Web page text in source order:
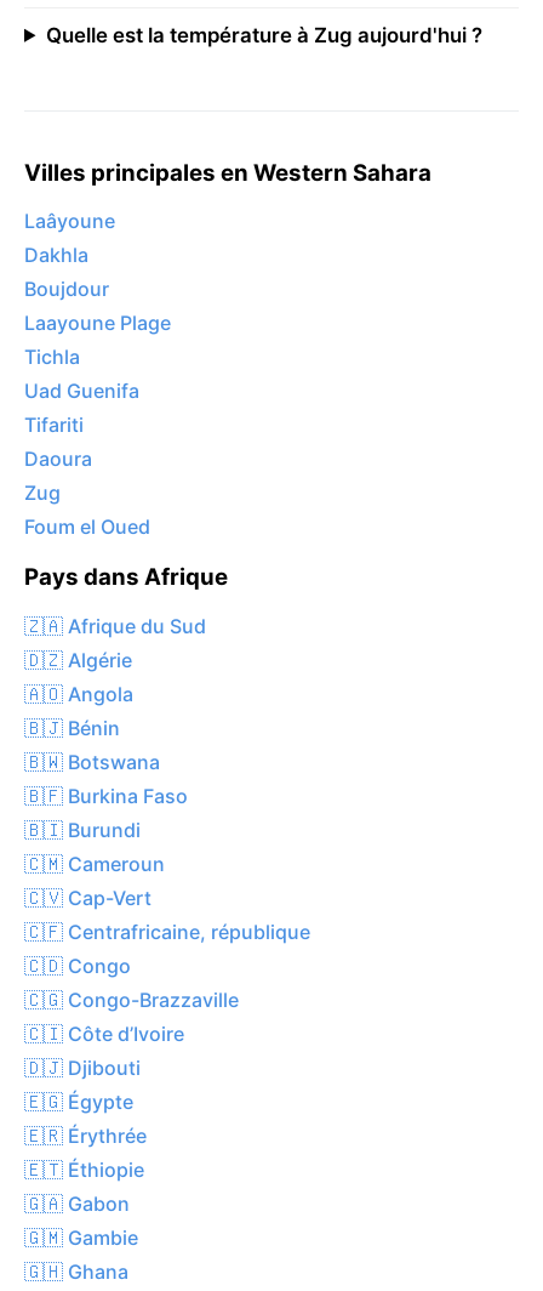
Quelle est la température à Zug aujourd'hui ?
Villes principales en Western Sahara
Laâyoune
Dakhla
Boujdour
Laayoune Plage
Tichla
Uad Guenifa
Tifariti
Daoura
Zug
Foum el Oued
Pays dans Afrique
🇿🇦 Afrique du Sud
🇩🇿 Algérie
🇦🇴 Angola
🇧🇯 Bénin
🇧🇼 Botswana
🇧🇫 Burkina Faso
🇧🇮 Burundi
🇨🇲 Cameroun
🇨🇻 Cap-Vert
🇨🇫 Centrafricaine, république
🇨🇩 Congo
🇨🇬 Congo-Brazzaville
🇨🇮 Côte d’Ivoire
🇩🇯 Djibouti
🇪🇬 Égypte
🇪🇷 Érythrée
🇪🇹 Éthiopie
🇬🇦 Gabon
🇬🇲 Gambie
🇬🇭 Ghana